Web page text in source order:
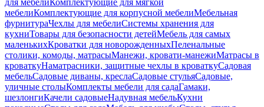
для мебелиКомплектующие для мягкой
мебелиКомплектующие для корпусной мебелиМебельная
фурнитураЧехлы для мебелиСистемы хранения для
кухниТовары для безопасности детейМебель для самых
маленькихКроватки для новорожденныхПеленальные
столики, комоды, матрасыМанежи, кровати-манежиМатрасы в
кроваткуНаматрасники, защитные чехлы в кроваткуСадовая
мебельСадовые диваны, креслаСадовые стульяСадовые,
уличные столыКомплекты мебели для садаГамаки,
шезлонгиКачели садовыеНадувная мебельКухни